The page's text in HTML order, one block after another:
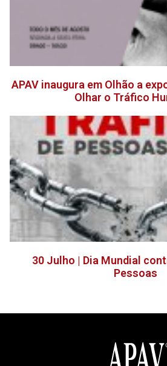
APAV inaugura em Olhão a
Olhar o Tráfico
30 Julho | Dia Mundial
Pessoas